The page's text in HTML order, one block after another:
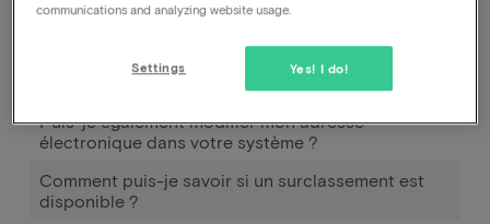
Combien dois-je payer en plus pour emmener mon
Puis-je également payer à l'arrivée à l'hôtel ?
Puis-je également modifier mon adresse
électronique dans votre système ?
Comment puis-je savoir si un surclassement est
disponible ?
communications and analyzing website usage.
Yes! I do!
Settings